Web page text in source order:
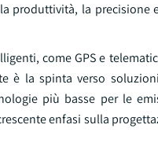
produttività, la
come GPS e
è la spinta verso
più basse per le
enfasi sulla